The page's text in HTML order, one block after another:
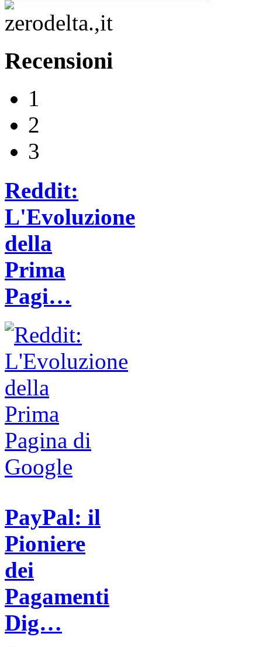
Recensioni
1
2
3
Reddit:
L'Evoluzione
della
Prima
Pagi…
PayPal: il
Pioniere
dei
Pagamenti
Dig…